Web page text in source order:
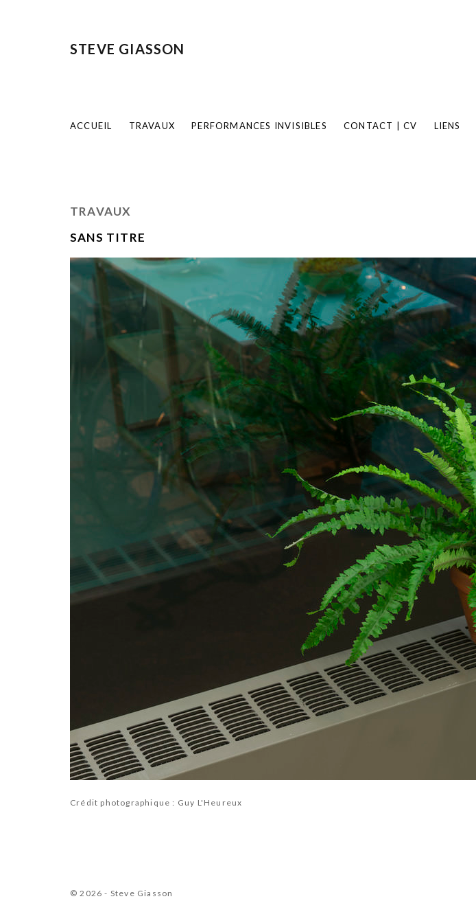
STEVE GIASSON
ACCUEIL TRAVAUX PERFORMANCES INVISIBLES CONTACT | CV LIENS
TRAVAUX
SANS TITRE
Crédit photographique : Guy L'Heureux
© 2026 - Steve Giasson